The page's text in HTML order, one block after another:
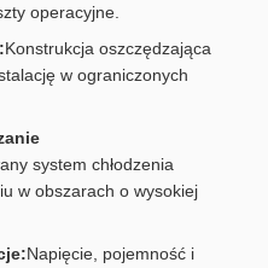
operacyjne.
Konstrukcja oszczędzająca
w ograniczonych
system chłodzenia
w obszarach o wysokiej
Napięcie, pojemność i